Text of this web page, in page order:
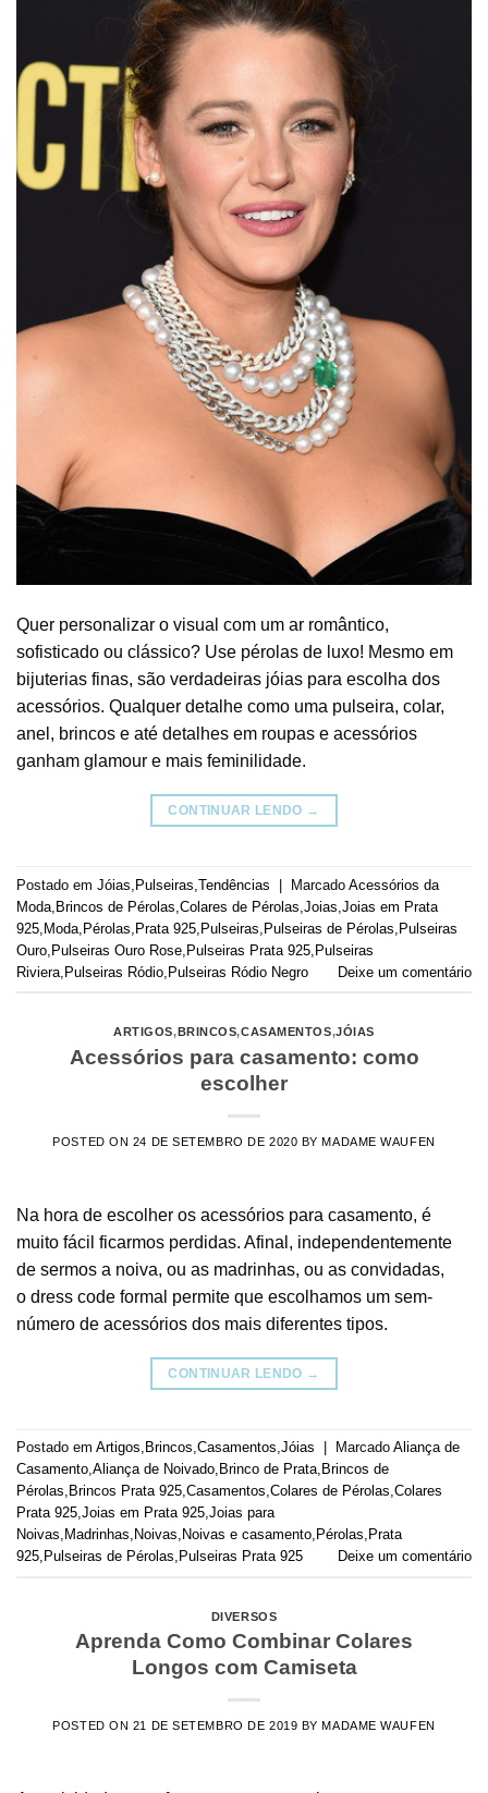
Quer personalizar o visual com um ar romântico,
sofisticado ou clássico? Use pérolas de luxo! Mesmo em
bijuterias finas, são verdadeiras jóias para escolha dos
acessórios. Qualquer detalhe como uma pulseira, colar,
anel, brincos e até detalhes em roupas e acessórios
ganham glamour e mais feminilidade.
CONTINUAR LENDO →
Postado em Jóias Pulseiras Tendências | Marcado Acessórios da
Moda Brincos de Pérolas Colares de Pérolas Joias Joias em Prata
925 Moda Pérolas Prata 925 Pulseiras Pulseiras de Pérolas Pulseiras
Ouro Pulseiras Ouro Rose Pulseiras Prata 925 Pulseiras
Riviera Pulseiras Ródio Pulseiras Ródio Negro Deixe um comentário
ARTIGOS,BRINCOS,CASAMENTOS,JÓIAS
Acessórios para casamento: como
escolher
POSTED ON 24 DE SETEMBRO DE 2020 BYMADAME WAUFEN
Na hora de escolher os acessórios para casamento, é
muito fácil ficarmos perdidas. Afinal, independentemente
de sermos a noiva, ou as madrinhas, ou as convidadas,
o dress code formal permite que escolhamos um sem-
número de acessórios dos mais diferentes tipos.
CONTINUAR LENDO →
Postado em Artigos, Brincos,Casamentos,Jóias Marcado Aliança de
Casamento,Aliança de Noivado, Brinco de Prata, Brincos de
Pérolas, Brincos Prata 925,Casamentos,Colares de Pérolas,Colares
Prata 925,Joias em Prata 925,Joias para
Noivas, Madrinhas, Noivas, Noivas e casamento, Pérolas, Prata
925, Pulseiras de Pérolas, Pulseiras Prata 925 Deixe um comentário
DIVERSOS
Aprenda Como Combinar Colares
Longos com Camiseta
POSTED ON 21 DE SETEMBRO DE 2019 BY MADAME WAUFEN